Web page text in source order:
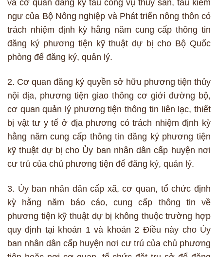
và cơ quan đăng ký tàu công vụ thủy sản, tàu kiểm
ngư của Bộ Nông nghiệp và Phát triển nông thôn có
trách nhiệm định kỳ hằng năm cung cấp thông tin
đăng ký phương tiện kỹ thuật dự bị cho Bộ Quốc
phòng để đăng ký, quản lý.
2. Cơ quan đăng ký quyền sở hữu phương tiện thủy
nội địa, phương tiện giao thông cơ giới đường bộ,
cơ quan quản lý phương tiện thông tin liên lạc, thiết
bị vật tư y tế ở địa phương có trách nhiệm định kỳ
hằng năm cung cấp thông tin đăng ký phương tiện
kỹ thuật dự bị cho Ủy ban nhân dân cấp huyện nơi
cư trú của chủ phương tiện để đăng ký, quản lý.
3. Ủy ban nhân dân cấp xã, cơ quan, tổ chức định
kỳ hằng năm báo cáo, cung cấp thông tin về
phương tiện kỹ thuật dự bị không thuộc trường hợp
quy định tại khoản 1 và khoản 2 Điều này cho Ủy
ban nhân dân cấp huyện nơi cư trú của chủ phương